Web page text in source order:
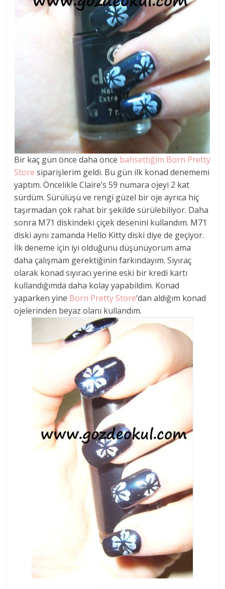
Bir kaç gün önce daha önce bahsettiğim Born Pretty
Store siparişlerim geldi. Bu gün ilk konad denememi
yaptım. Öncelikle Claire’s 59 numara ojeyi 2 kat
sürdüm. Sürülüşü ve rengi güzel bir oje ayrıca hiç
taşırmadan çok rahat bir şekilde sürülebiliyor. Daha
sonra M71 diskindeki çiçek desenini kullandım. M71
diski aynı zamanda Hello Kitty diski diye de geçiyor.
İlk deneme için iyi olduğunu düşünüyorum ama
daha çalışmam gerektiğinin farkındayım. Sıyıraç
olarak konad sıyıracı yerine eski bir kredi kartı
kullandığımda daha kolay yapabildim. Konad
yaparken yine Born Pretty Store‘dan aldığım konad
ojelerinden beyaz olanı kullandım.